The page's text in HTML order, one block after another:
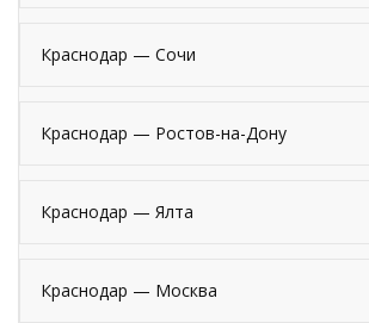
Краснодар — Сочи
Краснодар — Ростов-на-Дону
Краснодар — Ялта
Краснодар — Москва